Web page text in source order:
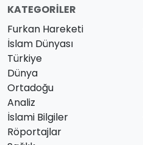
KATEGORILER
Furkan Hareketi
İslam Dünyası
Türkiye
Dünya
Ortadoğu
Analiz
İslami Bilgiler
Röportajlar